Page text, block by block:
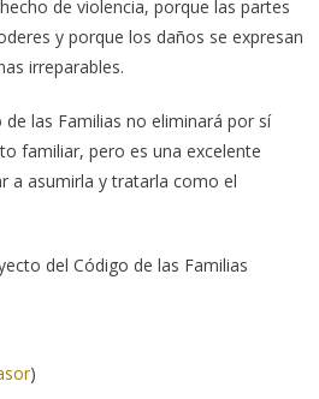
de violencia, porque las partes
y porque los daños se expresan
irreparables.
las Familias no eliminará por sí
familiar, pero es una excelente
a asumirla y tratarla como el
del Código de las Familias
)